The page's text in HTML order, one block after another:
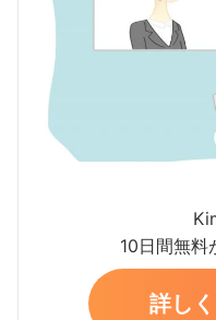
10日間無料
詳し